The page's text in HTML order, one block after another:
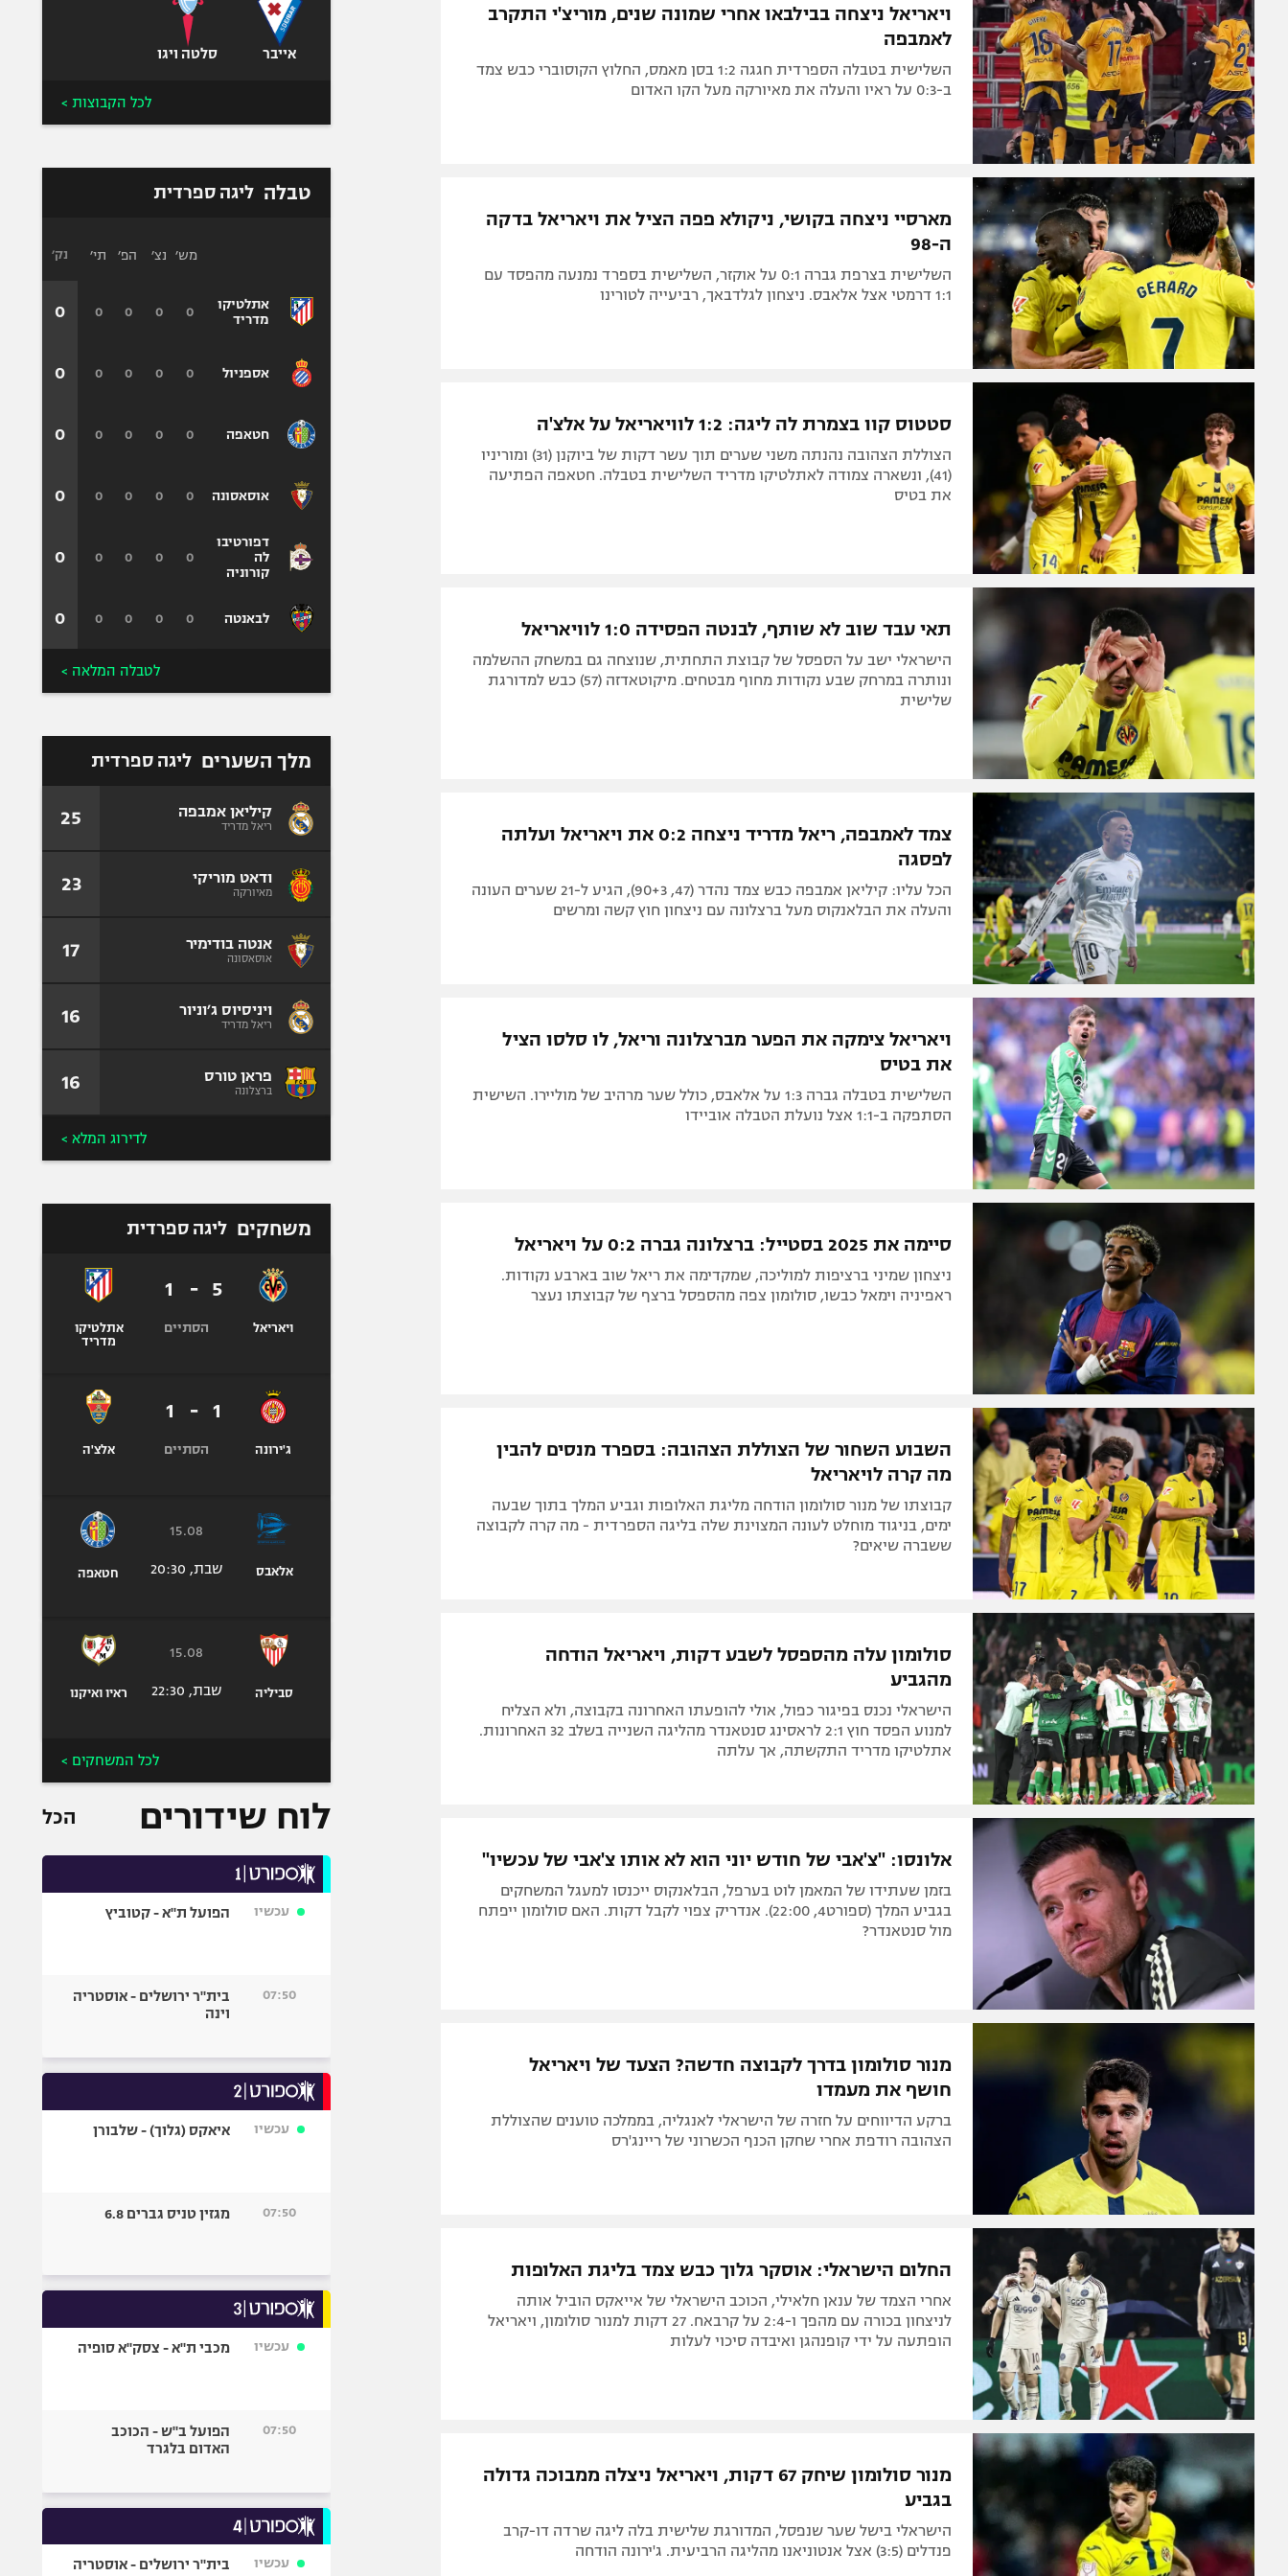
ויאריאל ניצחה בבילבאו אחרי שמונה שנים, מוריצ'י התקרב
לאמבפה
השלישית בטבלה הספרדית חגגה 1:2 בסן מאמס, החלוץ הקוסוברי כבש צמד
ב-0:3 על ראיו והעלה את מאיורקה מעל הקו האדום
מארסיי ניצחה בקושי, ניקולא פפה הציל את ויאריאל בדקה
ה-98
השלישית בצרפת גברה 0:1 על אוקזר, השלישית בספרד נמנעה מהפסד עם
1:1 דרמטי אצל אלאבס. ניצחון לגלדבאך, רביעייה לטורינו
סטטוס קוו בצמרת לה ליגה: 1:2 לוויאריאל על אלצ'ה
הצוללת הצהובה נהנתה משני שערים תוך עשר דקות של ביוקנן (31) ומוריניו
(41), ונשארה צמודה לאתלטיקו מדריד השלישית בטבלה. חטאפה הפתיעה
את בטיס
תאי עבד שוב לא שותף, לבנטה הפסידה 1:0 לוויאריאל
הישראלי ישב על הספסל של קבוצת התחתית, שנוצחה גם במשחק ההשלמה
ונותרה במרחק שבע נקודות מחוף מבטחים. מיקוטאדזה (57) כבש למדורגת
שלישית
צמד לאמבפה, ריאל מדריד ניצחה 0:2 את ויאריאל ועלתה
לפסגה
הכל עליו: קיליאן אמבפה כבש צמד נהדר (47, 90+3), הגיע ל-21 שערים העונה
והעלה את הבלאנקוס מעל ברצלונה עם ניצחון חוץ קשה ומרשים
ויאריאל צימקה את הפער מברצלונה וריאל, לו סלסו הציל
את בטיס
השלישית בטבלה גברה 1:3 על אלאבס, כולל שער מרהיב של מוליירו. השישית
הסתפקה ב-1:1 אצל נועלת הטבלה אוביידו
סיימה את 2025 בסטייל: ברצלונה גברה 0:2 על ויאריאל
ניצחון שמיני ברציפות למוליכה, שמקדימה את ריאל שוב בארבע נקודות.
ראפיניה וימאל כבשו, סולומון צפה מהספסל ברצף של קבוצתו נעצר
השבוע השחור של הצוללת הצהובה: בספרד מנסים להבין
מה קרה לויאריאל
קבוצתו של מנור סולומון הודחה מליגת האלופות וגביע המלך בתוך שבעה
ימים, בניגוד מוחלט לעונה המצוינת שלה בליגה הספרדית - מה קרה לקבוצה
ששברה שיאים?
סולומון עלה מהספסל לשבע דקות, ויאריאל הודחה
מהגביע
הישראלי נכנס בפיגור כפול, אולי להופעתו האחרונה בקבוצה, ולא הצליח
למנוע הפסד חוץ 2:1 לראסינג סנטאנדר מהליגה השנייה בשלב 32 האחרונות.
אתלטיקו מדריד התקשתה, אך עלתה
אלונסו: "צ'אבי של חודש יוני הוא לא אותו צ'אבי של עכשיו"
בזמן שעתידו של המאמן לוט בערפל, הבלאנקוס ייכנסו למעגל המשחקים
בגביע המלך (ספורט4, 22:00). אנדריק צפוי לקבל דקות. האם סולומון ייפתח
מול סנטאנדר?
מנור סולומון בדרך לקבוצה חדשה? הצעד של ויאריאל
חושף את מעמדו
ברקע הדיווחים על חזרה של הישראלי לאנגליה, בממלכה טוענים שהצוללת
הצהובה רודפת אחרי שחקן הכנף הכשרוני של ריינג'רס
החלום הישראלי: אוסקר גלוך כבש צמד בליגת האלופות
אחרי הצמד של ענאן חלאילי, הכוכב הישראלי של אייאקס הוביל אותה
לניצחון בכורה עם מהפך ו-2:4 על קרבאח. 27 דקות למנור סולומון, ויאריאל
הופתעה על ידי קופנהגן ואיבדה סיכוי לעלות
מנור סולומון שיחק 67 דקות, ויאריאל ניצלה ממבוכה גדולה
בגביע
הישראלי בישל שער שנפסל, המדורגת שלישית בלה ליגה שרדה דו-קרב
פנדלים (3:5) אצל אנטוניאנו מהליגה הרביעית. ג'ירונה הודחה
אייבר סלטה ויגו
לכל הקבוצות >
טבלה ליגה ספרדית
אתלטיקו
מדריד
אספניול
חטאפה
אוסאסונה
דפורטיבו
לה
קורוניה
לבאנטה
מש׳ נצ׳ הפ׳ תי׳
0
0
0
0
0
0
0
0
0
0
0
0
0
0
0
0
0
0
0
0
0
0
0
0
נק׳
0
0
0
0
0
0
לטבלה המלאה >
מלך השערים ליגה ספרדית
קיליאן אמבפה
ריאל מדריד 25
ודאט מוריקי
מאיורקה 23
אנטה בודימיר
אוסאסונה 17
ויניסיוס ג׳וניור
ריאל מדריד 16
פראן טורס
ברצלונה 16
לדירוג המלא >
משחקים ליגה ספרדית
ויאריאל
5
-
1
הסתיים
אתלטיקו
מדריד
ג'ירונה
1
-
1
הסתיים אלצ'ה
אלאבס
15.08
שבת, 20:30 חטאפה
סביליה
15.08
שבת, 22:30 ראיו ואיקנו
לכל המשחקים >
לוח שידורים הכל
עכשיו הפועל ת"א - קטוביץ
07:50
בית"ר ירושלים - אוסטריה
וינה
עכשיו איאקס (גלוך) - שלבורן
07:50 מגזין טניס גברים 6.8
עכשיו מכבי ת"א - צסק"א סופיה
07:50
הפועל ב"ש - הכוכב
האדום בלגרד
עכשיו
בית"ר ירושלים - אוסטריה